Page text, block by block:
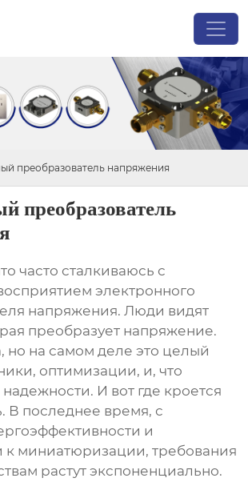
преобразователь напряжения
преобразователь
часто сталкиваюсь с
электронного
напряжения. Люди видят
преобразует напряжение.
но на самом деле это целый
оптимизации, и, что
И вот где кроется
В последнее время, с
и
к миниатюризации, требования
растут экспоненциально.